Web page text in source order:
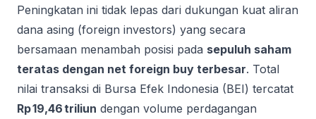
Peningkatan ini tidak lepas dari dukungan kuat aliran
dana asing (foreign investors) yang secara
bersamaan menambah posisi pada sepuluh saham
teratas dengan net foreign buy terbesar. Total
nilai transaksi di Bursa Efek Indonesia (BEI) tercatat
Rp 19,46 triliun dengan volume perdagangan